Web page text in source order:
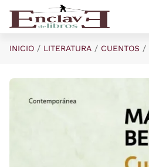
Saltar al contenido principal
INICIO LITERATURA CUENTOS